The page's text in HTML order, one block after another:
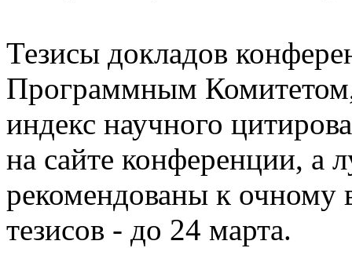
Тезисы докладов
Программным
индекс научного
на сайте конференции, а
рекомендованы к
тезисов - до 24 марта.